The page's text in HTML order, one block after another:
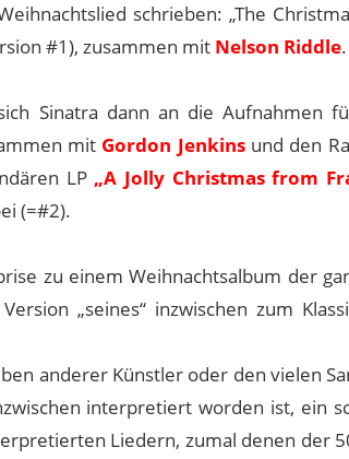
schrieben: „The
#1), zusammen mit Nelson Riddle.
Sinatra dann an die Aufnahmen
mit Gordon Jenkinsund den
LP „A Jolly Christmas from
(=#2).
zu einem Weihnachtsalbum der
„seines“ inzwischen zum
anderer Künstler oder den vielen
interpretiert worden ist, ein
Liedern, zumal denen der